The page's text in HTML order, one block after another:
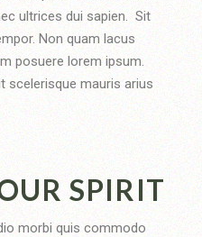
ultrices dui sapien. Sit
Non quam lacus
posuere lorem ipsum.
scelerisque mauris arius
SPIRIT
morbi quis commodo